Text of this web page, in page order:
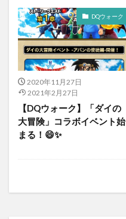
DQウォーク
2020年11月27日
2021年2月27日
【DQウォーク】「ダイの
大冒険」コラボイベント始
まる！😄✨